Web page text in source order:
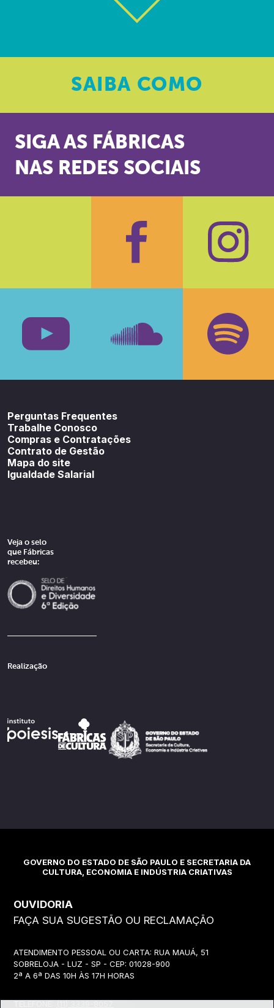
SAIBA COMO
SIGA AS FÁBRICAS
NAS REDES SOCIAIS
Facebook
Perguntas Frequentes
Trabalhe Conosco
Compras e Contratações
Contrato de Gestão
Mapa do site
Igualdade Salarial
Veja o selo
que Fábricas
recebeu:
Realização
GOVERNO DO ESTADO DE SÃO PAULO E SECRETARIA DA
CULTURA, ECONOMIA E INDÚSTRIA CRIATIVAS
OUVIDORIA
FAÇA SUA SUGESTÃO OU RECLAMAÇÃO
ATENDIMENTO PESSOAL OU CARTA: RUA MAUÁ, 51
SOBRELOJA - LUZ - SP - CEP: 01028-900
2ª A 6ª DAS 10H ÀS 17H HORAS